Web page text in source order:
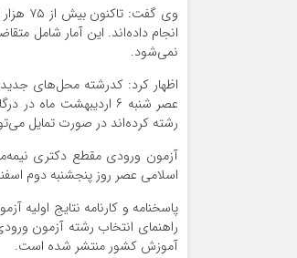
نمی‌شود.
عصر شنبه ۶ اردیبهشت
رشته کرده‌اند در صورت تمایل
اسلامی عصر روز پنجشنبه دوم اسفند ماه ۱۴۰۳ با حضور حدود ۱۷۳ هزار و ۵۱۴
آموزش کشور منتشر شده است.